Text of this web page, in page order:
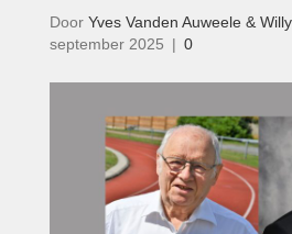
Door Yves Vanden Auweele &
september 2025 | 0